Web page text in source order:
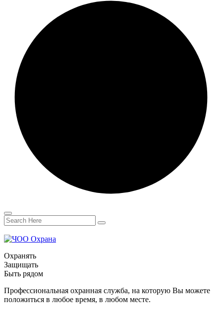
Охранять
Защищать
Быть рядом
Профессиональная охранная служба, на которую Вы можете
положиться в любое время, в любом месте.